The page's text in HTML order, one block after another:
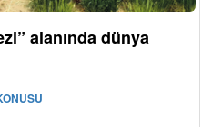
alanında dünya